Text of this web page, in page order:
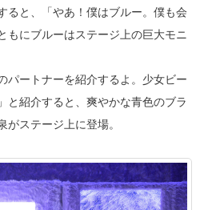
ると、「やあ！僕はブルー。僕も会
もにブルーはステージ上の巨大モニ
パートナーを紹介するよ。少女ビー
と紹介すると、爽やかな青色のブラ
がステージ上に登場。